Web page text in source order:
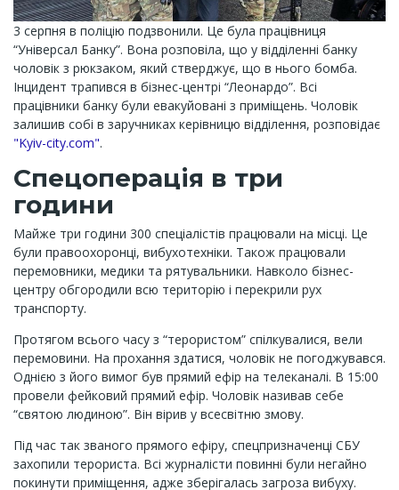
3 серпня в поліцію подзвонили. Це була працівниця
“Універсал Банку”. Вона розповіла, що у відділенні банку
чоловік з рюкзаком, який стверджує, що в нього бомба.
Інцидент трапився в бізнес-центрі “Леонардо”. Всі
працівники банку були евакуйовані з приміщень. Чоловік
залишив собі в заручниках керівницю відділення, розповідає
"Kyiv-city.com".
Спецоперація в три
години
Майже три години 300 спеціалістів працювали на місці. Це
були правоохоронці, вибухотехніки. Також працювали
перемовники, медики та рятувальники. Навколо бізнес-
центру обгородили всю територію і перекрили рух
транспорту.
Протягом всього часу з “терористом” спілкувалися, вели
перемовини. На прохання здатися, чоловік не погоджувався.
Однією з його вимог був прямий ефір на телеканалі. В 15:00
провели фейковий прямий ефір. Чоловік називав себе
“святою людиною”. Він вірив у всесвітню змову.
Під час так званого прямого ефіру, спецпризначенці СБУ
захопили терориста. Всі журналісти повинні були негайно
покинути приміщення, адже зберігалась загроза вибуху.